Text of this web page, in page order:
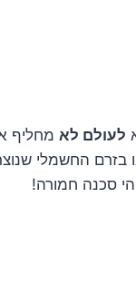
לעולם לא מחליף
בזרם החשמלי
סכנה חמורה!